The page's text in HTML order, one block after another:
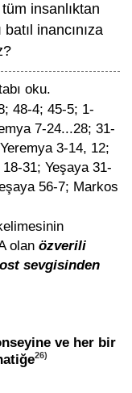
insanlıktan
batıl inancınıza
oku.
48-4; 45-5; 1-
7-24...28; 31-
3-14, 12;
31; Yeşaya 31-
56-7; Markos
olan özverili
sevgisinden
ve her bir
26)